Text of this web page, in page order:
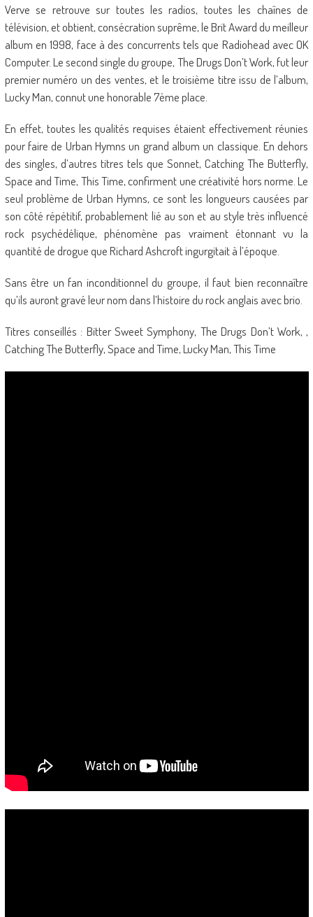
Verve se retrouve sur toutes les radios, toutes les chaînes de
télévision, et obtient, consécration suprême, le Brit Award du meilleur
album en 1998, face à des concurrents tels que Radiohead avec OK
Computer. Le second single du groupe, The Drugs Don’t Work, fut leur
premier numéro un des ventes, et le troisième titre issu de l’album,
Lucky Man, connut une honorable 7ème place.
En effet, toutes les qualités requises étaient effectivement réunies
pour faire de Urban Hymns un grand album un classique. En dehors
des singles, d’autres titres tels que Sonnet, Catching The Butterfly,
Space and Time, This Time, confirment une créativité hors norme. Le
seul problème de Urban Hymns, ce sont les longueurs causées par
son côté répétitif, probablement lié au son et au style très influencé
rock psychédélique, phénomène pas vraiment étonnant vu la
quantité de drogue que Richard Ashcroft ingurgitait à l’époque.
Sans être un fan inconditionnel du groupe, il faut bien reconnaître
qu’ils auront gravé leur nom dans l’histoire du rock anglais avec brio.
Titres conseillés : Bitter Sweet Symphony, The Drugs Don’t Work, ,
Catching The Butterfly, Space and Time, Lucky Man, This Time